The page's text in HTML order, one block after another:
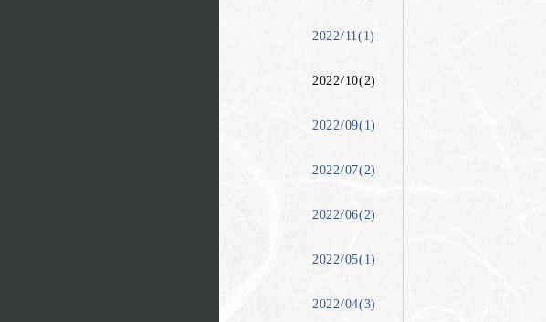
2022/11(1)
2022/10(2)
2022/09(1)
2022/07(2)
2022/06(2)
2022/05(1)
2022/04(3)